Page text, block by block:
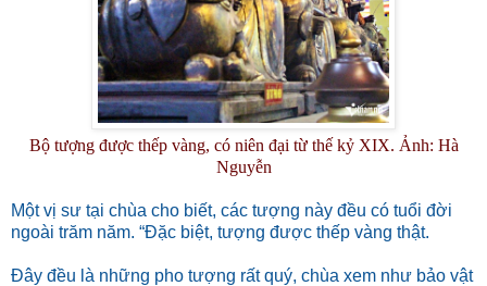
Bộ tượng được thếp vàng, có niên đại từ thế kỷ XIX. Ảnh: Hà
Nguyễn
Một vị sư tại chùa cho biết, các tượng này đều có tuổi đời
ngoài trăm năm. “Đặc biệt, tượng được thếp vàng thật.
Đây đều là những pho tượng rất quý, chùa xem như bảo vật